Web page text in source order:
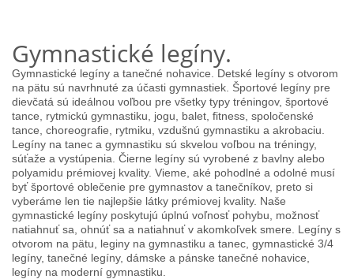
Gymnastické legíny.
Gymnastické legíny a tanečné nohavice. Detské legíny s otvorom
na pätu sú navrhnuté za účasti gymnastiek. Športové legíny pre
dievčatá sú ideálnou voľbou pre všetky typy tréningov, športové
tance, rytmickú gymnastiku, jogu, balet, fitness, spoločenské
tance, choreografie, rytmiku, vzdušnú gymnastiku a akrobaciu.
Legíny na tanec a gymnastiku sú skvelou voľbou na tréningy,
súťaže a vystúpenia. Čierne legíny sú vyrobené z bavlny alebo
polyamidu prémiovej kvality. Vieme, aké pohodlné a odolné musí
byť športové oblečenie pre gymnastov a tanečníkov, preto si
vyberáme len tie najlepšie látky prémiovej kvality. Naše
gymnastické legíny poskytujú úplnú voľnosť pohybu, možnosť
natiahnuť sa, ohnúť sa a natiahnuť v akomkoľvek smere. Legíny s
otvorom na pätu, leginy na gymnastiku a tanec, gymnastické 3/4
legíny, tanečné legíny, dámske a pánske tanečné nohavice,
legíny na moderní gymnastiku.